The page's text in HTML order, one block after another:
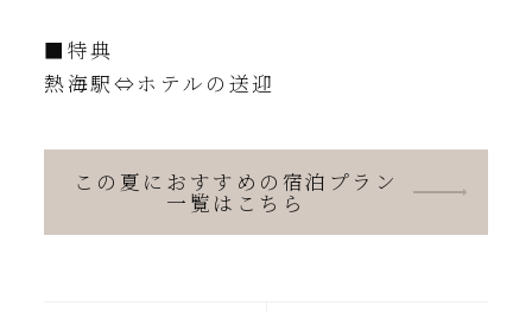
■特典
熱海駅⇔ホテルの送迎
この夏におすすめの宿泊プラン
一覧はこちら